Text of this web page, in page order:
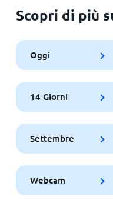
Scopri di più
Oggi
14 Giorni
Settembre
Webcam